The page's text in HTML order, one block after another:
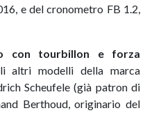
e del cronometro FB 1.2,
con tourbillon e forza
altri modelli della marca
Scheufele (già patron di
Berthoud, originario del